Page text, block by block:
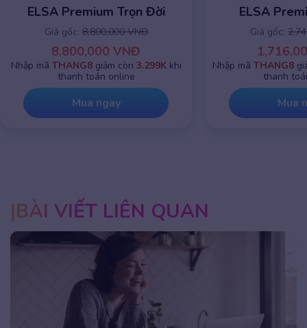
ELSA Premium 1 năm
Giá gốc: 2,745,000 VNĐ
1,716,000 VNĐ
Nhập mãTHANG8giảm chỉ còn799K khi
thanh toán online
Mua ngay
ELSA
Giá gốc:
Nhập mãTHANG8
thanh
Mua
BÀI VIẾT LIÊN QUAN